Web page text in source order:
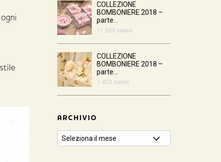
COLLEZIONE
BOMBONIERE 2018 –
parte...
11.500 views
COLLEZIONE
BOMBONIERE 2018 –
parte...
7.450 views
ARCHIVIO